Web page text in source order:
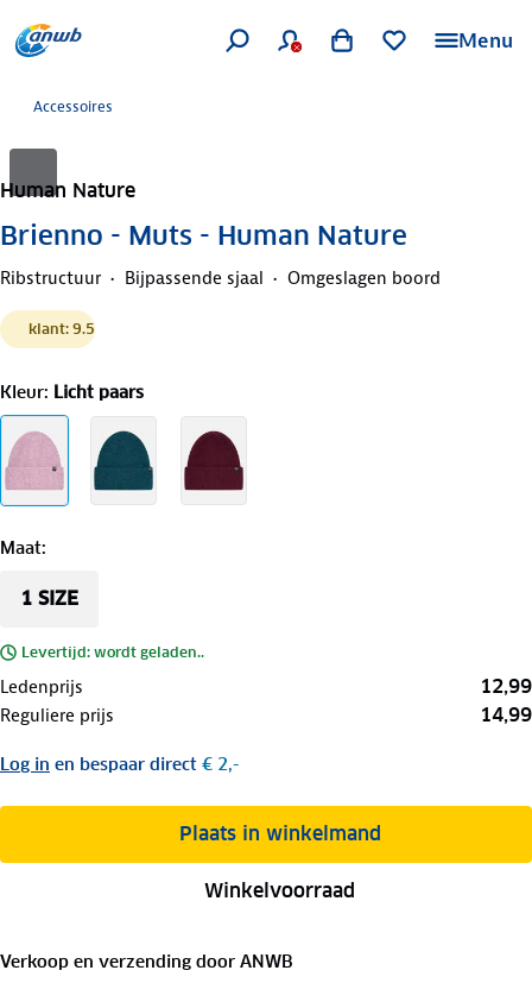
Menu
Accessoires
Human Nature
Brienno - Muts - Human Nature
Ribstructuur Bijpassende sjaal Omgeslagen boord
klant: 9.5
Kleur: Licht paars
Maat:
1 SIZE
Levertijd: wordt geladen..
Ledenprijs 12,99
Reguliere prijs 14,99
Log in en bespaar direct € 2,-
Plaats in winkelmand
Winkelvoorraad
Verkoop en verzending door ANWB